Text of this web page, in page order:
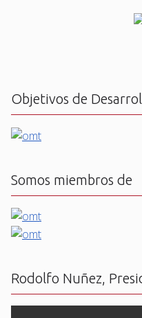
Objetivos de
Somos miembros de
Rodolfo Nuñez,